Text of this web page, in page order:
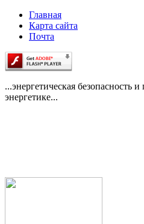
Главная
Карта сайта
Почта
...энергетическая безопасность
энергетике...